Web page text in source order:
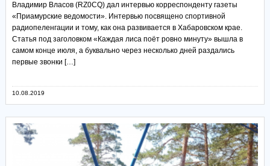
Владимир Власов (RZ0CQ) дал интервью корреспонденту газеты
«Приамурские ведомости». Интервью посвящено спортивной
радиопеленгации и тому, как она развивается в Хабаровском крае.
Статья под заголовком «Каждая лиса поёт ровно минуту» вышла в
самом конце июля, а буквально через несколько дней раздались
первые звонки […]
10.08.2019